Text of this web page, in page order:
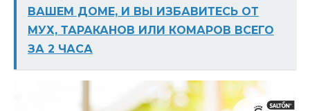
ВАШЕМ ДОМЕ, И ВЫ ИЗБАВИТЕСЬ ОТ
МУХ, ТАРАКАНОВ ИЛИ КОМАРОВ ВСЕГО
ЗА 2 ЧАСА